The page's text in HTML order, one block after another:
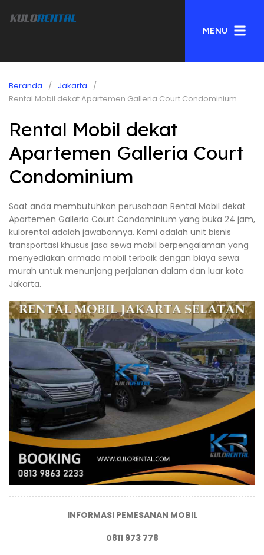
MENU
Beranda
Jakarta
Rental Mobil dekat Apartemen Galleria Court Condominium
Rental Mobil dekat
Apartemen Galleria Court
Condominium
Saat anda membutuhkan perusahaan Rental Mobil dekat
Apartemen Galleria Court Condominium yang buka 24 jam,
kulorental adalah jawabannya. Kami adalah unit bisnis
transportasi khusus jasa sewa mobil berpengalaman yang
menyediakan armada mobil terbaik dengan biaya sewa
murah untuk menunjang perjalanan dalam dan luar kota
Jakarta.
INFORMASI PEMESANAN MOBIL
0811 973 778